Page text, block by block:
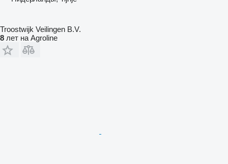
Troostwijk Veilingen B.V.
8 лет на Agroline